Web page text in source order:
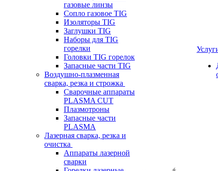
газовые линзы
Сопло газовое TIG
Изоляторы TIG
Заглушки TIG
Наборы для TIG
горелки
Головки TIG горелок
Запасные части TIG
Воздушно-плазменная
сварка, резка и строжка
Сварочные аппараты
PLASMA CUT
Плазмотроны
Запасные части
PLASMA
Лазерная сварка, резка и
очистка
Аппараты лазерной
сварки